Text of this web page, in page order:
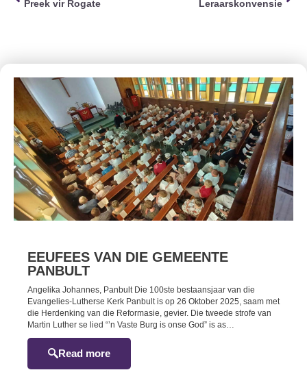
Preek vir Rogate Leraarskonvensie
EEUFEES VAN DIE GEMEENTE
PANBULT
Angelika Johannes, Panbult Die 100ste bestaansjaar van die
Evangelies-Lutherse Kerk Panbult is op 26 Oktober 2025, saam met
die Herdenking van die Reformasie, gevier. Die tweede strofe van
Martin Luther se lied “’n Vaste Burg is onse God” is as…
Read more